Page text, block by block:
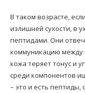
В таком возрасте,
излишней сухости, в
пептидами. Они
коммуникацию между
кожа теряет тонус и
среди компонентов
– это и есть пептиды,